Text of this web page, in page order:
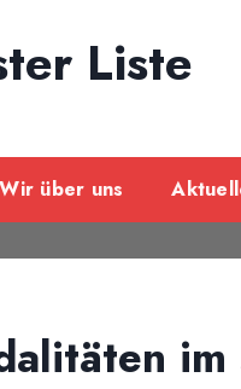
Liste
Wir über uns